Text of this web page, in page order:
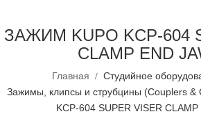
ЗАЖИМ KUPO KCP-604
CLAMP END
Главная
Студийное
Зажимы, клипсы и струбцины (Couplers &
KCP-604 SUPER VISER CLAMP